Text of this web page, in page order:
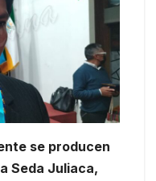
se producen
Seda Juliaca,